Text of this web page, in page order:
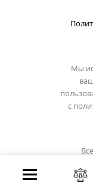
Мы
с